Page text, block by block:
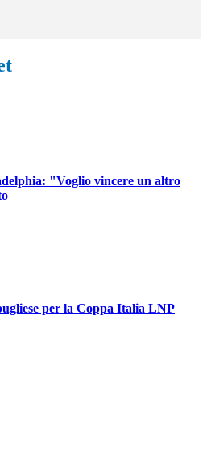
"Voglio vincere un altro
per la Coppa Italia LNP